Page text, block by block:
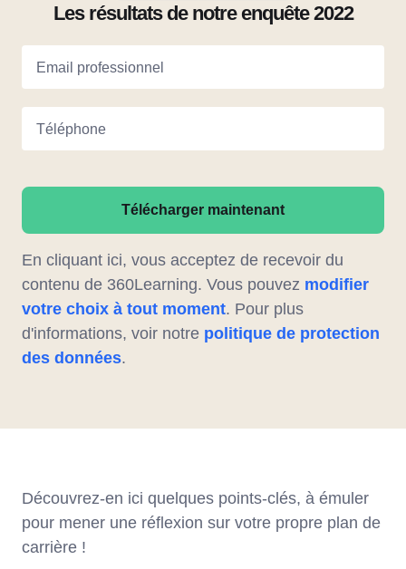
Les résultats de notre enquête 2022
Email professionnel
Téléphone
Télécharger maintenant
En cliquant ici, vous acceptez de recevoir du
contenu de 360Learning. Vous pouvez modifier
votre choix à tout moment. Pour plus
d'informations, voir notre politique de protection
des données.
Découvrez-en ici quelques points-clés, à émuler
pour mener une réflexion sur votre propre plan de
carrière !